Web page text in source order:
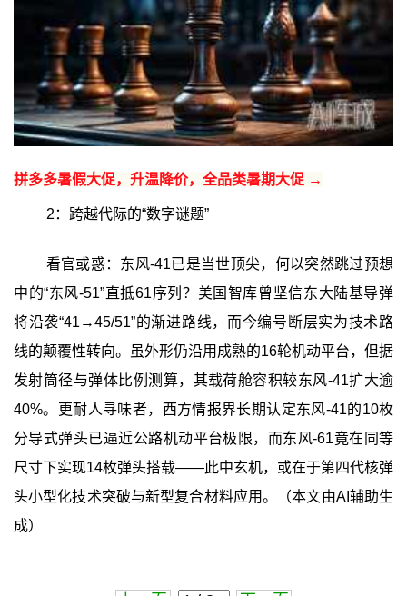
拼多多暑假大促，升温降价，全品类暑期大促 →
2：跨越代际的“数字谜题”
看官或惑：东风-41已是当世顶尖，何以突然跳过预想
中的“东风-51”直抵61序列？美国智库曾坚信东大陆基导弹
将沿袭“41→45/51”的渐进路线，而今编号断层实为技术路
线的颠覆性转向。虽外形仍沿用成熟的16轮机动平台，但据
发射筒径与弹体比例测算，其载荷舱容积较东风-41扩大逾
40%。更耐人寻味者，西方情报界长期认定东风-41的10枚
分导式弹头已逼近公路机动平台极限，而东风-61竟在同等
尺寸下实现14枚弹头搭载——此中玄机，或在于第四代核弹
头小型化技术突破与新型复合材料应用。（本文由AI辅助生
成）